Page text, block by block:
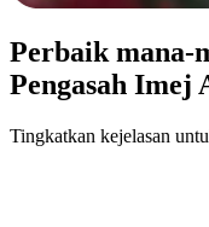
Perbaik mana-
Pengasah Imej
Tingkatkan kejelasan